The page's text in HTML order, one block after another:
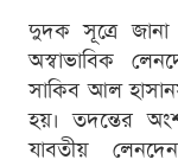
দুদক সূত্রে
অস্বাভাবিক
সাকিব আল
হয়। তদন্তের
যাবতীয়